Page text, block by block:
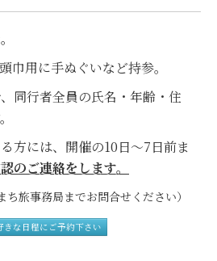
巾用に手ぬぐいなど持参。
同行者全員の氏名・年齢・住
方には、開催の10日～7日前ま
のご連絡をします。
旅事務局までお問合せください）
な日程にご予約下さい